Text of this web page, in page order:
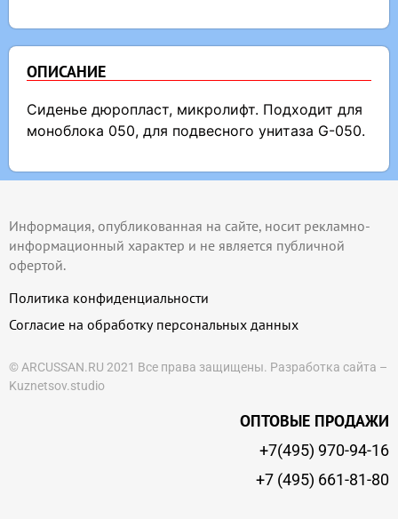
ОПИСАНИЕ
Сиденье дюропласт, микролифт. Подходит для
моноблока 050, для подвесного унитаза G-050.
Информация, опубликованная на сайте, носит рекламно-
информационный характер и не является публичной
офертой.
Политика конфиденциальности
Согласие на обработку персональных данных
© ARCUSSAN.RU 2021 Все права защищены. Разработка сайта –
Kuznetsov.studio
ОПТОВЫЕ ПРОДАЖИ
+7(495) 970-94-16
+7 (495) 661-81-80